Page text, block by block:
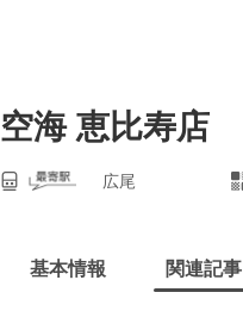
空海 恵比寿店
広尾
基本情報 関連記事